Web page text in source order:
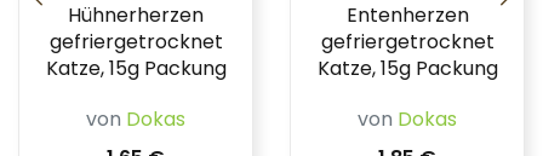
Hühnerherzen
gefriergetrocknet
Katze, 15g Packung
von Dokas
Entenherzen
gefriergetrocknet
Katze, 15g Packung
von Dokas